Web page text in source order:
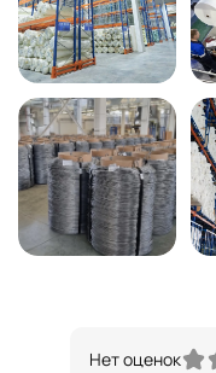
Нет оценок